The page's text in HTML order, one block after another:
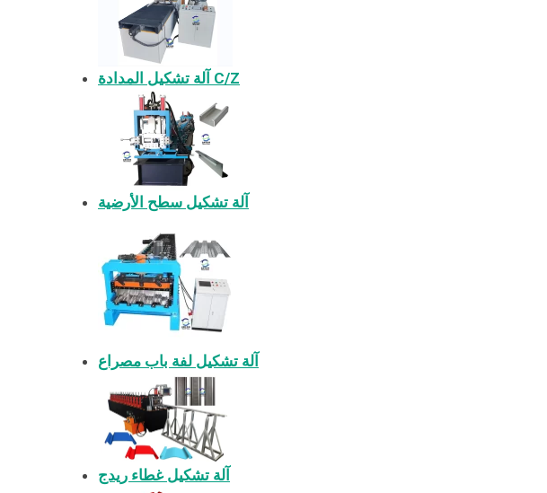
آلة تشكيل المدادة C/Z
آلة تشكيل سطح الأرضية
آلة تشكيل لفة باب مصراع
آلة تشكيل غطاء ريدج